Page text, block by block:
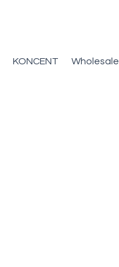
KONCENT Wholesale